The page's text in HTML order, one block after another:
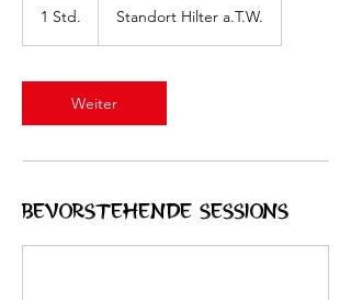
1 Std.
d
Standort Hilter a.T.W.
Weiter
Bevorstehende Sessions